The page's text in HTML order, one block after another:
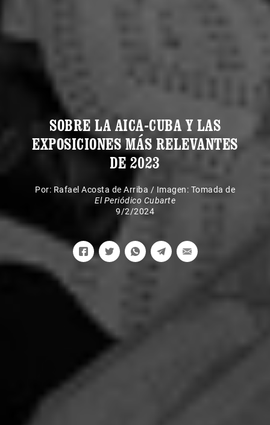
SOBRE LA AICA-CUBA Y LAS
EXPOSICIONES MÁS RELEVANTES
DE 2023
Por: Rafael Acosta de Arriba / Imagen: Tomada de
El Periódico Cubarte
9/2/2024